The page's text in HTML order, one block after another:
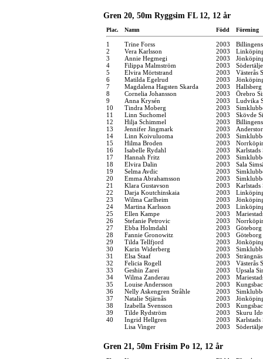
Gren 20, 50m Ryggsim FL 12, 12 år
Plac. Namn Född Förening
1 Trine Forss 2003
2
Vera Karlsson 2003
3
Annie Hegmegi 2003
4
Filippa Malmström 2003
5
Elvira Mörtstrand 2003
Västerås
6
Matilda Egelrud 2003
7
Magdalena Hagsten Skarda 2003
8
Cornelia Johansson 2003
Örebro
9
Anna Krysén 2003
Ludvika
10
Tindra Moberg 2003
11
Linn Suchomel 2003
Skövde
12
Hilja Schimmel 2003
13
Jennifer Jingmark 2003
14
Linn Koivuluoma 2003
15
Hilma Broden 2003
16
Isabelle Rydahl 2003
Karlstads
17
Hannah Fritz 2003
18
Elvira Dalin 2003
Sala
19
Selma Avdic 2003
20
Emma Abrahamsson 2003
21
Klara Gustavson 2003
Karlstads
22
Darja Koutchinskaia 2003
23
Wilma Carlheim 2003
24
Martina Karlsson 2003
25
Ellen Kampe 2003
26
Stefanie Petrovic 2003
27
Ebba Holmdahl 2003
Göteborg
28
Fannie Gronowitz 2003
Göteborg
29
Tilda Tellfjord 2003
30
Karin Widerberg 2003
31
Elsa Staaf 2003
32
Felicia Rogell 2003
Västerås
33
Geshin Zarei 2003
Upsala
34
Wilma Zanderau 2003
35
Louise Andersson 2003
36
Nelly Askengren Stråhle 2003
37
Natalie Stjärnås 2003
38
Izabella Svensson 2003
39
Tilde Rydström 2003
Skuru
40
Ingrid Hellgren 2003
Karlstads
Lisa Vinger
2003
Gren 21, 50m Frisim Po 12, 12 år